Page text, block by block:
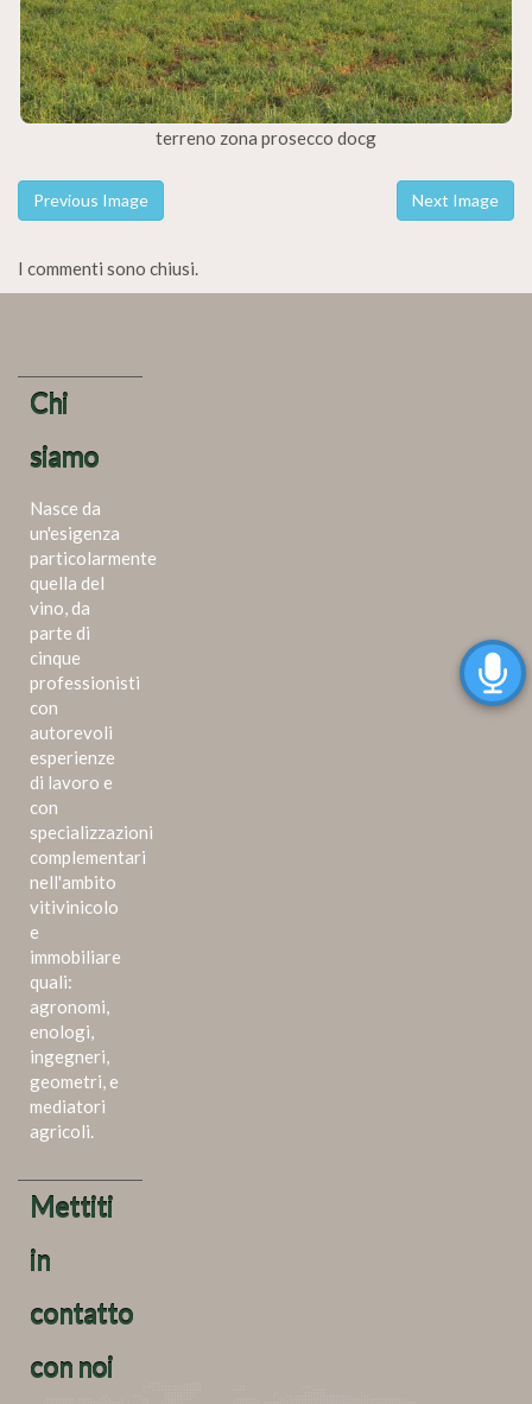
terreno zona prosecco docg
Previous Image Next Image
I commenti sono chiusi.
Chi
siamo
Nasce da
un'esigenza
particolarmente
quella del
vino, da
parte di
cinque
professionisti
con
autorevoli
esperienze
di lavoro e
con
specializzazioni
complementari
nell'ambito
vitivinicolo
e
immobiliare
quali:
agronomi,
enologi,
ingegneri,
geometri, e
mediatori
agricoli.
Mettiti
in
contatto
con noi